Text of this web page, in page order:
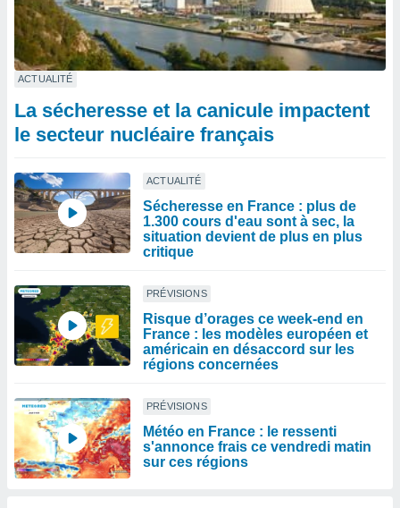
ACTUALITÉ
La sécheresse et la canicule impactent
le secteur nucléaire français
ACTUALITÉ
Sécheresse en France : plus de
1.300 cours d'eau sont à sec, la
situation devient de plus en plus
critique
PRÉVISIONS
Risque d’orages ce week-end en
France : les modèles européen et
américain en désaccord sur les
régions concernées
PRÉVISIONS
Météo en France : le ressenti
s'annonce frais ce vendredi matin
sur ces régions